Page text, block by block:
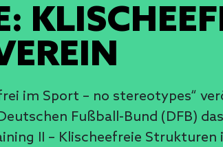
im Sport – no stereotypes“
Fußball-Bund (DFB)
II – Klischeefreie Strukturen